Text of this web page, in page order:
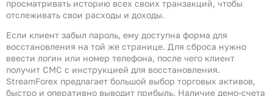
просматривать историю всех своих транзакций, чтобы
отслеживать свои расходы и доходы.
Если клиент забыл пароль, ему доступна форма для
восстановления на той же странице. Для сброса нужно
ввести логин или номер телефона, после чего клиент
получит СМС с инструкцией для восстановления.
StreamForex предлагает большой выбор торговых активов,
быстро и оперативно выводит прибыль. Наличие демо-счета